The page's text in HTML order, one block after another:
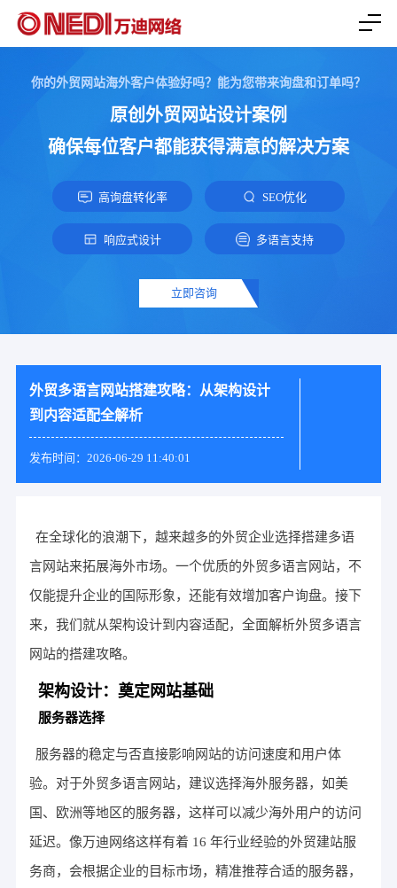
你的外贸网站海外客户体验好吗？能为您带来询盘和订单吗？
原创外贸网站设计案例
确保每位客户都能获得满意的解决方案
高询盘转化率 SEO优化
响应式设计 多语言支持
立即咨询
外贸多语言网站搭建攻略：从架构设计
到内容适配全解析
发布时间：2026-06-29 11:40:01
在全球化的浪潮下，越来越多的外贸企业选择搭建多语
言网站来拓展海外市场。一个优质的外贸多语言网站，不
仅能提升企业的国际形象，还能有效增加客户询盘。接下
来，我们就从架构设计到内容适配，全面解析外贸多语言
网站的搭建攻略。
架构设计：奠定网站基础
服务器选择
服务器的稳定与否直接影响网站的访问速度和用户体
验。对于外贸多语言网站，建议选择海外服务器，如美
国、欧洲等地区的服务器，这样可以减少海外用户的访问
延迟。像万迪网络这样有着 16 年行业经验的外贸建站服
务商，会根据企业的目标市场，精准推荐合适的服务器，